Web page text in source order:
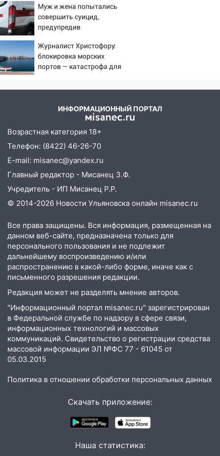
Муж и жена попытались
совершить суицид,
предупредив
Журналист Христофору:
блокировка морских
портов — катастрофа для
ИНФОРМАЦИОННЫЙ ПОРТАЛ
Возрастная категория 18+
Телефон: (8422) 46-26-70
E-mail: misanec@yandex.ru
Главный редактор - Мисанец З.Ф.
Учредитель - ИП Мисанец Р.Р.
© 2014-2026 Новости Ульяновска онлайн misanec.ru
Все права защищены. Вся информация, размещенная на
данном веб-сайте, предназначена только для
персонального пользования и не подлежит
дальнейшему воспроизведению и/или
распространению в какой-либо форме, иначе как с
письменного разрешения редакции.
Редакция может не разделять мнение авторов.
"Информационный портал misanec.ru" зарегистрирован
в Федеральной службе по надзору в сфере связи,
информационных технологий и массовых
коммуникаций. Свидетельство о регистрации средства
массовой информации ЭЛ №ФС 77 - 61045 от
05.03.2015
Политика в отношении обработки персональных данных
Скачать приложение:
Наша статистика: